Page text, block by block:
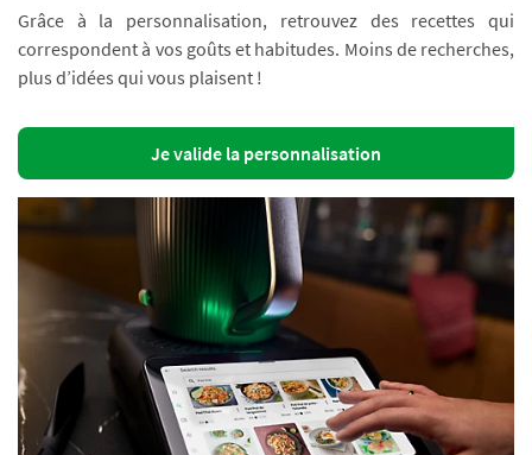
Grâce à la personnalisation, retrouvez des recettes qui
correspondent à vos goûts et habitudes. Moins de recherches,
plus d’idées qui vous plaisent !
Je valide la personnalisation